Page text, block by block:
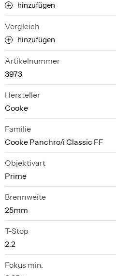
hinzufügen
Vergleich
hinzufügen
Artikelnummer
3973
Hersteller
Cooke
Familie
Cooke Panchro/i Classic FF
Objektivart
Prime
Brennweite
25mm
T-Stop
2.2
Fokus min.